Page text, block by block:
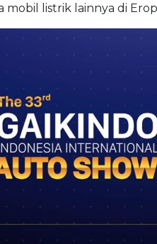
listrik lainnya di